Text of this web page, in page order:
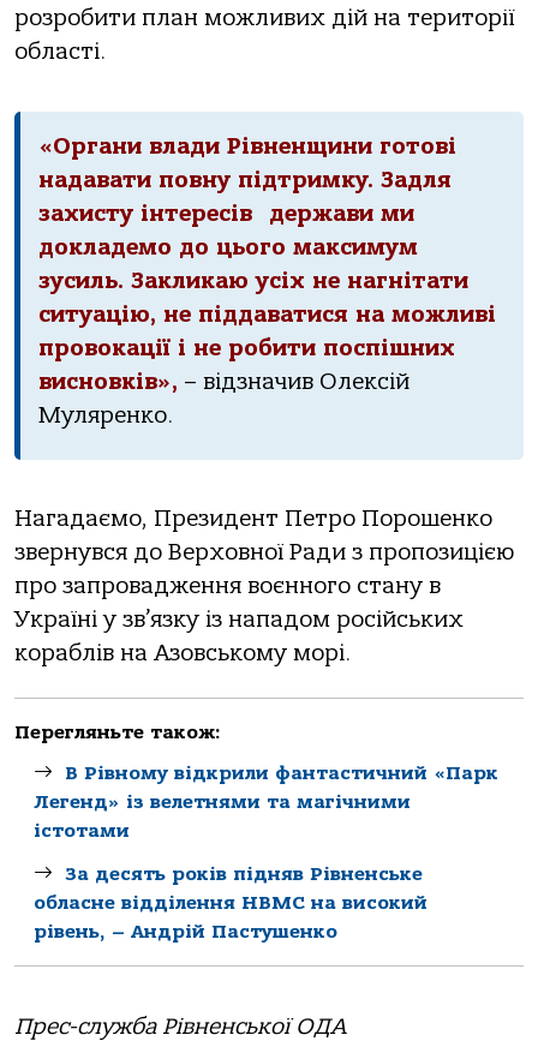
розробити план можливих дій на території
області.
«Органи влади Рівненщини готові
надавати повну підтримку. Задля
захисту інтересів держави ми
докладемо до цього максимум
зусиль. Закликаю усіх не нагнітати
ситуацію, не піддаватися на можливі
провокації і не робити поспішних
висновків», – відзначив Олексій
Муляренко.
Нагадаємо, Президент Петро Порошенко
звернувся до Верховної Ради з пропозицією
про запровадження воєнного стану в
Україні у зв’язку із нападом російських
кораблів на Азовському морі.
Перегляньте також:
В Рівному відкрили фантастичний «Парк
Легенд» із велетнями та магічними
істотами
За десять років підняв Рівненське
обласне відділення НВМС на високий
рівень, – Андрій Пастушенко
Прес-служба Рівненської ОДА